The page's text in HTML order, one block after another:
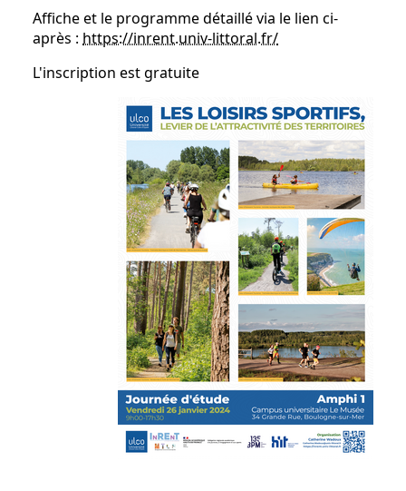
Affiche et le programme détaillé via le lien ci-
après : https://inrent.univ-littoral.fr/
L'inscription est gratuite